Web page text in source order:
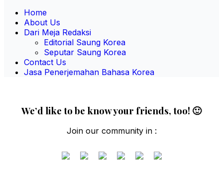
Home
About Us
Dari Meja Redaksi
Editorial Saung Korea
Seputar Saung Korea
Contact Us
Jasa Penerjemahan Bahasa Korea
We’d like to be know your friends, too! 🙂
Join our community in :